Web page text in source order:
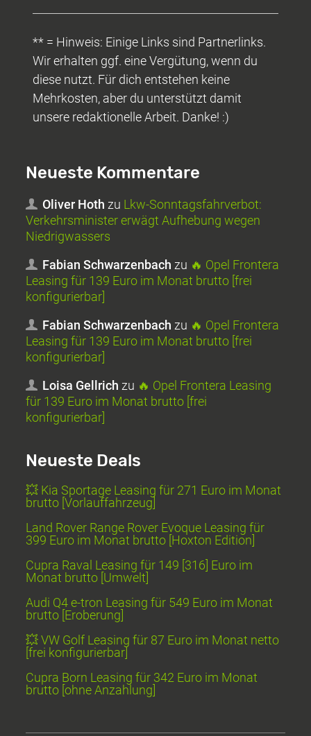
** = Hinweis: Einige Links sind Partnerlinks.
Wir erhalten ggf. eine Vergütung, wenn du
diese nutzt. Für dich entstehen keine
Mehrkosten, aber du unterstützt damit
unsere redaktionelle Arbeit. Danke! :)
Neueste Kommentare
Oliver Hoth zu Lkw-Sonntagsfahrverbot:
Verkehrsminister erwägt Aufhebung wegen
Niedrigwassers
Fabian Schwarzenbach zu 🔥 Opel Frontera
Leasing für 139 Euro im Monat brutto [frei
konfigurierbar]
Fabian Schwarzenbach zu 🔥 Opel Frontera
Leasing für 139 Euro im Monat brutto [frei
konfigurierbar]
Loisa Gellrich zu 🔥 Opel Frontera Leasing
für 139 Euro im Monat brutto [frei
konfigurierbar]
Neueste Deals
💥 Kia Sportage Leasing für 271 Euro im Monat
brutto [Vorlauffahrzeug]
Land Rover Range Rover Evoque Leasing für
399 Euro im Monat brutto [Hoxton Edition]
Cupra Raval Leasing für 149 [316] Euro im
Monat brutto [Umwelt]
Audi Q4 e-tron Leasing für 549 Euro im Monat
brutto [Eroberung]
💥 VW Golf Leasing für 87 Euro im Monat netto
[frei konfigurierbar]
Cupra Born Leasing für 342 Euro im Monat
brutto [ohne Anzahlung]